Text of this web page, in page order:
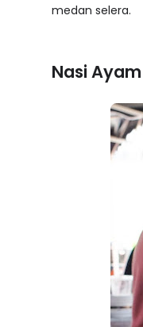
medan selera.
Nasi